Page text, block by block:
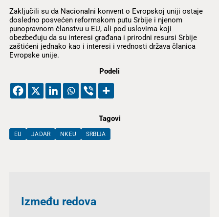
Zaključili su da Nacionalni konvent o Evropskoj uniji ostaje
dosledno posvećen reformskom putu Srbije i njenom
punopravnom članstvu u EU, ali pod uslovima koji
obezbeđuju da su interesi građana i prirodni resursi Srbije
zaštićeni jednako kao i interesi i vrednosti država članica
Evropske unije.
Podeli
Tagovi
EU JADAR NKEU SRBIJA
Između redova